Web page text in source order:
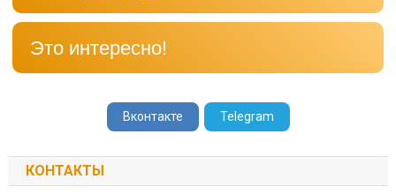
Это интересно!
Вконтакте Telegram
КОНТАКТЫ